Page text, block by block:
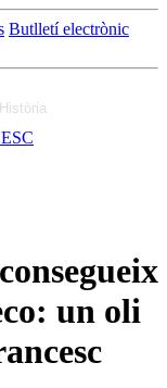
Butlletí electrònic
un oli